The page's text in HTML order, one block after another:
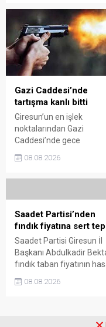
organizasyonun
Kadın El Emeği Pazarı'nın
süresi de 16 Ağustos'a
kadar uzatıldı.
Gazi Caddesi’nde
tartışma kanlı bitti
Giresun’un en işlek
noktalarından Gazi
Caddesi’nde gece
saatlerinde çıkan silahlı
kavgada A.E. ayağından
yaşanırken polis geniş
soruşturma başlattı.
08.08.2026
Saadet Partisi’nden
fındık fiyatına sert
Saadet Partisi Giresun İl
Başkanı Abdulkadir
fındık taban fiyatının
başlamasına rağmen
açıklanmamasına tepki
belirterek üreticiyi
08.08.2026